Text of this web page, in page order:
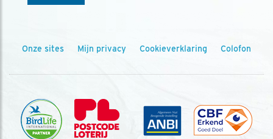
Onze sites Mijn privacy Cookieverklaring Colofon